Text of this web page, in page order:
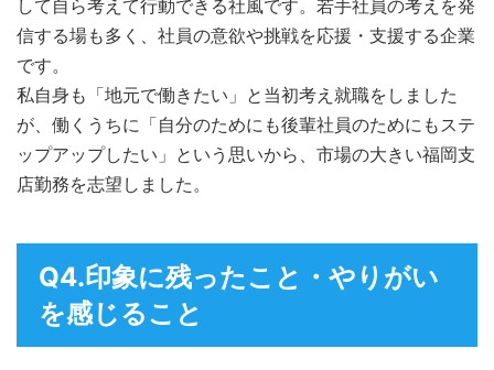
して自ら考えて行動できる社風です。若手社員の考えを発
信する場も多く、社員の意欲や挑戦を応援・支援する企業
です。
私自身も「地元で働きたい」と当初考え就職をしました
が、働くうちに「自分のためにも後輩社員のためにもステ
ップアップしたい」という思いから、市場の大きい福岡支
店勤務を志望しました。
Q4.印象に残ったこと・やりがい
を感じること